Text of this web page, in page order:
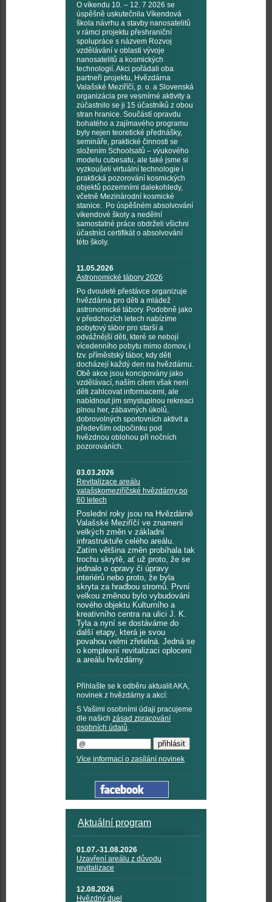
O víkendu 10. – 12. 7 2026 se
úspěšně uskutečnila Víkendová
škola návrhu a stavby nanosatelitů
v rámci projektu přeshraniční
spolupráce s názvem Rozvoj
vzdělávání v oblasti vývoje
nanosatelitů a kosmických
technologií. Akci pořádali oba
partneři projektu, Hvězdárna
Valašské Meziříčí, p. o. a Slovenská
organizácia pre vesmírné aktivity a
zúčastnilo se ji 15 účastníků z obou
stran hranice. Součástí opravdu
bohatého a zajímavého programu
byly nejen teoretické přednášky,
semináře, praktické činnosti se
složením Schoolsatů – výukového
modelu cubesatu, ale také jsme si
vyzkoušeli virtuální technologie i
praktická pozorování kosmických
objektů pozemními dalekohledy,
včetně Mezinárodní kosmické
stanice. Po úspěšném absolvování
víkendové školy a nedělní
samostatné práce obdrželi všichni
účastníci certifikát o absolvování
této školy.
11.05.2026
Astronomické tábory 2026
Po dvouleté přestávce organizuje
hvězdárna pro děti a mládež
astronomické tábory. Podobně jako
v předchozích letech nabízíme
pobytový tábor pro starší a
odvážnější děti, které se nebojí
vícedenního pobytu mimo domov, i
tzv. příměstský tábor, kdy děti
docházejí každý den na hvězdárnu.
Obě akce jsou koncipovány jako
vzdělávací, naším cílem však není
děti zahlcovat informacemi, ale
nabídnout jim smysluplnou rekreaci
plnou her, zábavných úkolů,
dobrovolných sportovních aktivit a
především odpočinku pod
hvězdnou oblohou při nočních
pozorováních.
03.03.2026
Revitalizace areálu
valašskomeziříčské hvězdárny po
60 letech
Poslední roky jsou na Hvězdárně
Valašské Meziříčí ve znamení
velkých změn v základní
infrastruktuře celého areálu.
Zatím většina změn probíhala tak
trochu skrytě, ať už proto, že se
jednalo o opravy či úpravy
interiérů nebo proto, že byla
skryta za hradbou stromů. První
velkou změnou bylo vybudování
nového objektu Kulturního a
kreativního centra na ulici J. K.
Tyla a nyní se dostáváme do
další etapy, která je svou
povahou velmi zřetelná. Jedná se
o komplexní revitalizaci oplocení
a areálu hvězdárny.
Přihlašte se k odběru aktualit AKA,
novinek z hvězdárny a akcí:
S Vašimi osobními údaji pracujeme
dle našich zásad zpracování
osobních údajů.
Více informací o zasílání novinek
Aktuální program
01.07.-31.08.2026
Uzavření areálu z důvodu
revitalizace
12.08.2026
Hvězdný duel